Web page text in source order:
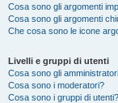
Cosa sono gli argomenti
Cosa sono gli argomenti
Che cosa sono le icone
Livelli e gruppi di utenti
Cosa sono gli
Cosa sono i moderatori?
Cosa sono i gruppi di utenti?